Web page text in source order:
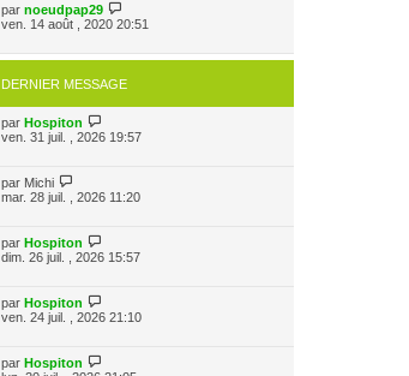
par noeudpap29
ven. 14 août , 2020 20:51
DERNIER MESSAGE
par Hospiton
ven. 31 juil. , 2026 19:57
par Michi
mar. 28 juil. , 2026 11:20
par Hospiton
dim. 26 juil. , 2026 15:57
par Hospiton
ven. 24 juil. , 2026 21:10
par Hospiton